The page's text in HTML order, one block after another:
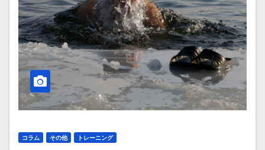
コラム その他 トレーニング